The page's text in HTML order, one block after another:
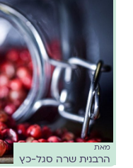
מאת
הרבנית שרה סגל-כץ